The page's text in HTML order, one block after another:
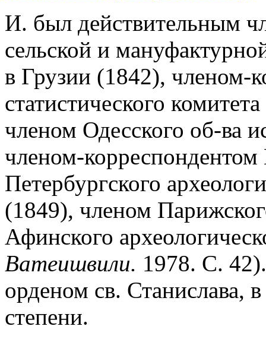
И. был действительным
сельской и
в Грузии (1842), членом-
статистического
членом Одесского об-ва
членом-
Петербургского
(1849), членом
Афинского
Ватеишвили. 1978. С.
орденом св. Станислава,
степени.